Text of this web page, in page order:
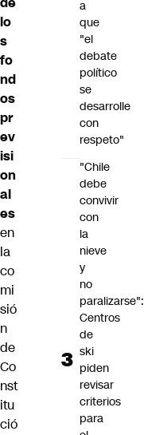
lo
s
fo
nd
os
pr
ev
isi
on
al
es
en
la
co
mi
sió
n
de
Co
nst
itu
ció
a
que
"el
debate
político
se
desarrolle
con
respeto"
"Chile
debe
convivir
con
la
nieve
y
no
paralizarse":
Centros
de
ski
piden
revisar
criterios
para